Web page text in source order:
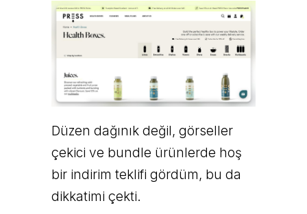
Düzen dağınık değil, görseller
çekici ve bundle ürünlerde hoş
bir indirim teklifi gördüm, bu da
dikkatimi çekti.